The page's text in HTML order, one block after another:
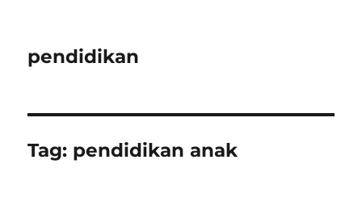
pendidikan
Tag: pendidikan anak